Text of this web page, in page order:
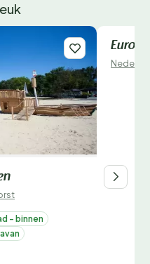
- binnen
Direct